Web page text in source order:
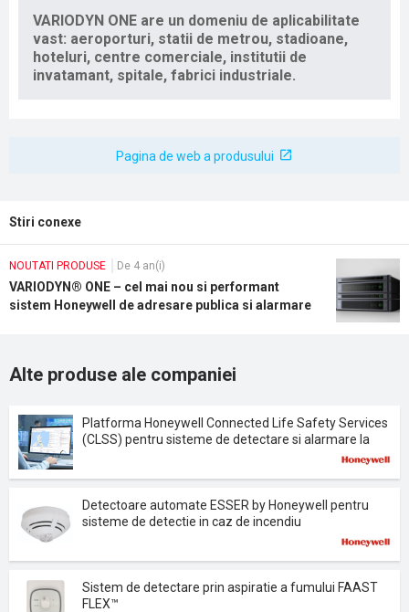
VARIODYN ONE are un domeniu de aplicabilitate
vast: aeroporturi, statii de metrou, stadioane,
hoteluri, centre comerciale, institutii de
invatamant, spitale, fabrici industriale.
Pagina de web a produsului
Stiri conexe
NOUTATI PRODUSE De 4 an(i)
VARIODYN® ONE – cel mai nou si performant
sistem Honeywell de adresare publica si alarmare
Alte produse ale companiei
Platforma Honeywell Connected Life Safety Services
(CLSS) pentru sisteme de detectare si alarmare la
Detectoare automate ESSER by Honeywell pentru
sisteme de detectie in caz de incendiu
Sistem de detectare prin aspiratie a fumului FAAST
FLEX™